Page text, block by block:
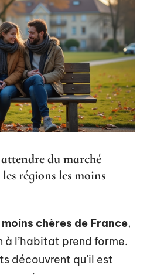
attendre du marché
régions les moins
chères de France,
à l’habitat prend forme.
découvrent qu’il est